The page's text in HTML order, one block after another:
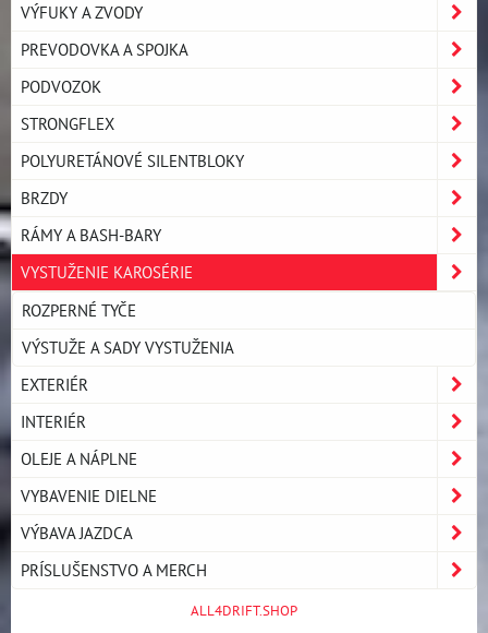
VÝFUKY A ZVODY
PREVODOVKA A SPOJKA
PODVOZOK
STRONGFLEX
POLYURETÁNOVÉ SILENTBLOKY
BRZDY
RÁMY A BASH-BARY
VYSTUŽENIE KAROSÉRIE
ROZPERNÉ TYČE
VÝSTUŽE A SADY VYSTUŽENIA
EXTERIÉR
INTERIÉR
OLEJE A NÁPLNE
VYBAVENIE DIELNE
VÝBAVA JAZDCA
PRÍSLUŠENSTVO A MERCH
ALL4DRIFT.SHOP